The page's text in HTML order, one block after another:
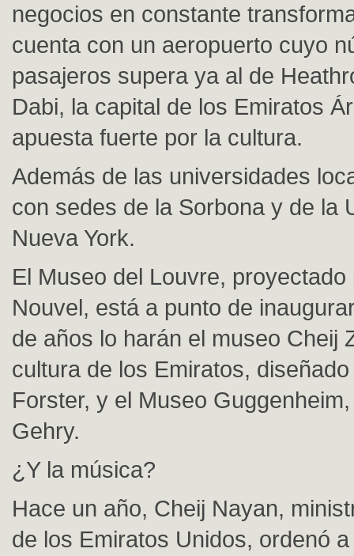
negocios en constante
cuenta con un aeropuerto cuyo
pasajeros supera ya al de
Dabi, la capital de los Emiratos
apuesta fuerte por la cultura.
Además de las universidades
con sedes de la Sorbona y de la
Nueva York.
El Museo del Louvre, proyectado
Nouvel, está a punto de
de años lo harán el museo Cheij
cultura de los Emiratos,
Forster, y el Museo
Gehry.
¿Y la música?
Hace un año, Cheij Nayan,
de los Emiratos Unidos, ordenó